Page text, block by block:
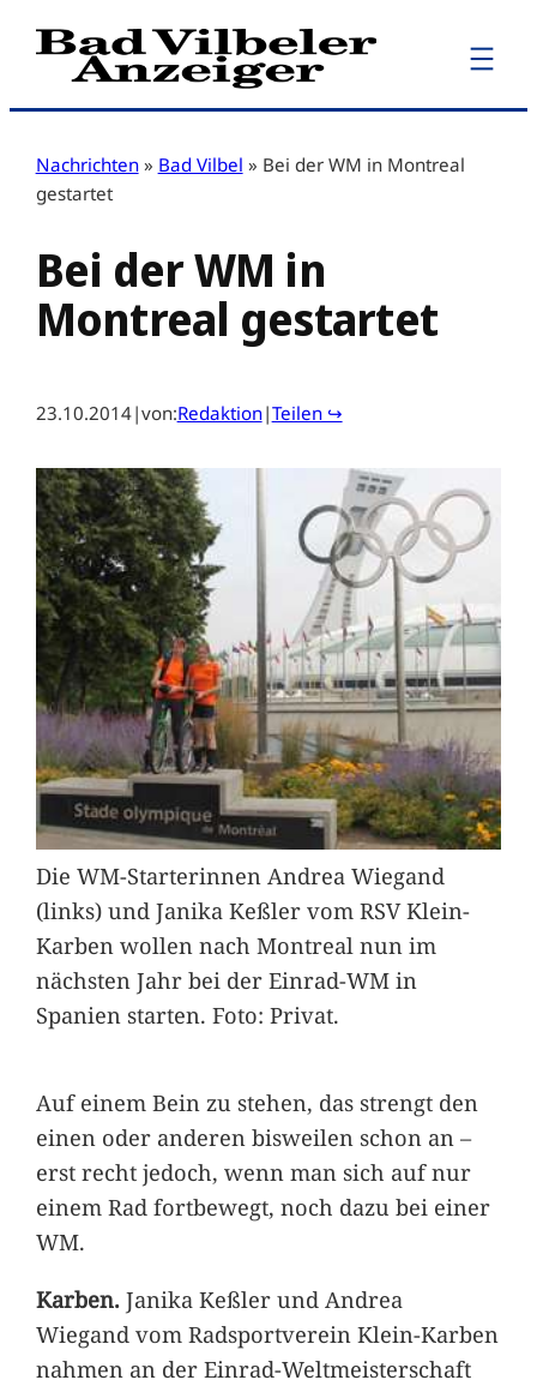
Zum
Inhalt
Nachrichten » Bad Vilbel » Bei der WM in Montreal
gestartet
Bei der WM in
Montreal gestartet
23.10.2014|von:Redaktion|Teilen ↪
Die WM-Starterinnen Andrea Wiegand
(links) und Janika Keßler vom RSV Klein-
Karben wollen nach Montreal nun im
nächsten Jahr bei der Einrad-WM in
Spanien starten. Foto: Privat.
Auf einem Bein zu stehen, das strengt den
einen oder anderen bisweilen schon an –
erst recht jedoch, wenn man sich auf nur
einem Rad fortbewegt, noch dazu bei einer
WM.
Karben.Janika Keßler und Andrea
Wiegand vom Radsportverein Klein-Karben
nahmen an der Einrad-Weltmeisterschaft